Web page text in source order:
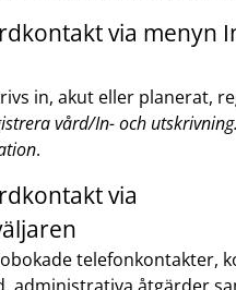
via menyn
in, akut eller planerat,
vård/In- och utskrivning.
.
via
telefonkontakter,